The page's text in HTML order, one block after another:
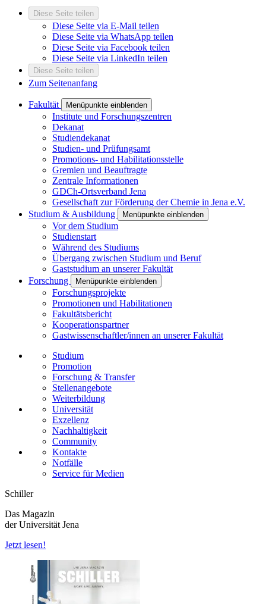
Diese Seite teilen
Diese Seite via E-Mail teilen
Diese Seite via WhatsApp teilen
Diese Seite via Facebook teilen
Diese Seite via LinkedIn teilen
Diese Seite teilen
Zum Seitenanfang
Fakultät Menüpunkte einblenden
Institute und Forschungszentren
Dekanat
Studiendekanat
Studien- und Prüfungsamt
Promotions- und Habilitationsstelle
Gremien und Beauftragte
Zentrale Informationen
GDCh-Ortsverband Jena
Gesellschaft zur Förderung der Chemie in Jena e.V.
Studium & Ausbildung
Menüpunkte einblenden
Vor dem Studium
Studienstart
Während des Studiums
Übergang zwischen Studium und Beruf
Gaststudium an unserer Fakultät
Forschung
Menüpunkte einblenden
Forschungsprojekte
Promotionen und Habilitationen
Fakultätsbericht
Kooperationspartner
Gastwissenschaftler/innen an unserer Fakultät
Studium
Promotion
Forschung & Transfer
Stellenangebote
Weiterbildung
Universität
Exzellenz
Nachhaltigkeit
Community
Kontakte
Notfälle
Service für Medien
Schiller
Das Magazin
der Universität Jena
Jetzt lesen!